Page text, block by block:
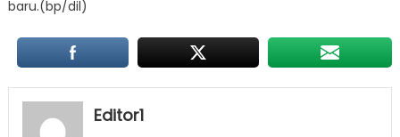
baru.(bp/dil)
Editor1